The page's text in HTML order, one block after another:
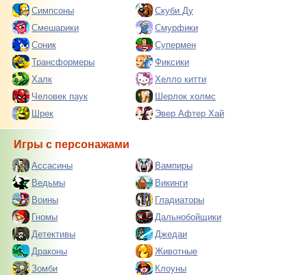
Симпсоны
Скуби Ду
Смешарики
Смурфики
Соник
Супермен
Трансформеры
Фиксики
Халк
Хелло китти
Человек паук
Шерлок холмс
Шрек
Эвер Афтер Хай
Игры с персонажами
Ассасины
Вампиры
Ведьмы
Викинги
Воины
Гладиаторы
Гномы
Дальнобойщики
Детективы
Джедаи
Драконы
Животные
Зомби
Клоуны